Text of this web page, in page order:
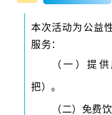
本次活动为公益
服务：
（一）提
把）。
（二）免费